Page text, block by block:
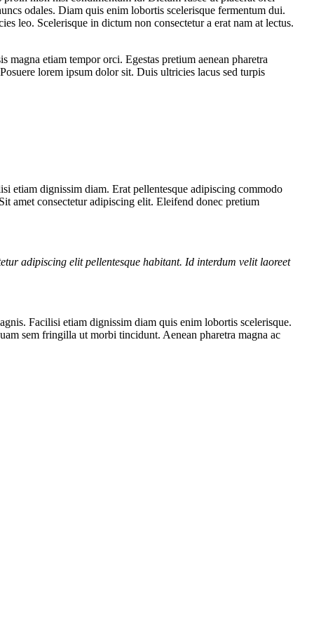
odales. Diam quis enim lobortis scelerisque fermentum dui.
leo. Scelerisque in dictum non consectetur a erat nam at lectus.
etiam tempor orci. Egestas pretium aenean pharetra
lorem ipsum dolor sit. Duis ultricies lacus sed turpis
etiam dignissim diam. Erat pellentesque adipiscing commodo
amet consectetur adipiscing elit. Eleifend donec pretium
adipiscing elit pellentesque habitant. Id interdum velit laoreet
Facilisi etiam dignissim diam quis enim lobortis scelerisque.
sem fringilla ut morbi tincidunt. Aenean pharetra magna ac